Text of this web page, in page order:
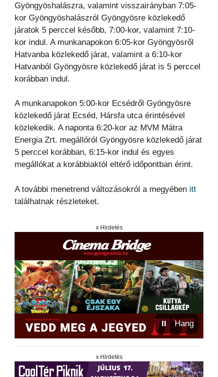
Gyöngyöshalászra, valamint visszairányban 7:05-
kor Gyöngyöshalászról Gyöngyösre közlekedő
járatok 5 perccel később, 7:00-kor, valamint 7:10-
kor indul. A munkanapokon 6:05-kor Gyöngyösről
Hatvanba közlekedő járat, valamint a 6:10-kor
Hatvanból Gyöngyösre közlekedő járat is 5 perccel
korábban indul.
A munkanapokon 5:00-kor Ecsédről Gyöngyösre
közlekedő járat Ecséd, Hársfa utca érintésével
közlekedik. A naponta 6:20-kor az MVM Mátra
Energia Zrt. megállóról Gyöngyösre közlekedő járat
5 perccel korábban, 6:15-kor indul és egyes
megállókat a korábbiaktól eltérő időpontban érint.
A további menetrend változásokról a megyében itt
találhatnak részleteket.
x Hirdetés
⏸ Hang
x Hirdetés